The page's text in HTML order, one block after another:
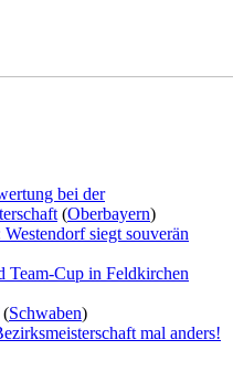
bei der
(Oberbayern)
siegt souverän
Team-Cup in Feldkirchen
(Schwaben)
mal anders!